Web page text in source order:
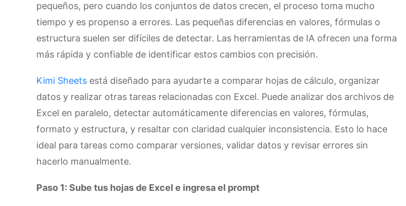
pequeños, pero cuando los conjuntos de datos crecen, el proceso toma mucho
tiempo y es propenso a errores. Las pequeñas diferencias en valores, fórmulas o
estructura suelen ser difíciles de detectar. Las herramientas de IA ofrecen una forma
más rápida y confiable de identificar estos cambios con precisión.
Kimi Sheets está diseñado para ayudarte a comparar hojas de cálculo, organizar
datos y realizar otras tareas relacionadas con Excel. Puede analizar dos archivos de
Excel en paralelo, detectar automáticamente diferencias en valores, fórmulas,
formato y estructura, y resaltar con claridad cualquier inconsistencia. Esto lo hace
ideal para tareas como comparar versiones, validar datos y revisar errores sin
hacerlo manualmente.
Paso 1: Sube tus hojas de Excel e ingresa el prompt